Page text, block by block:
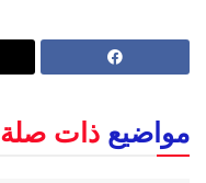
مواضيع ذات صلة